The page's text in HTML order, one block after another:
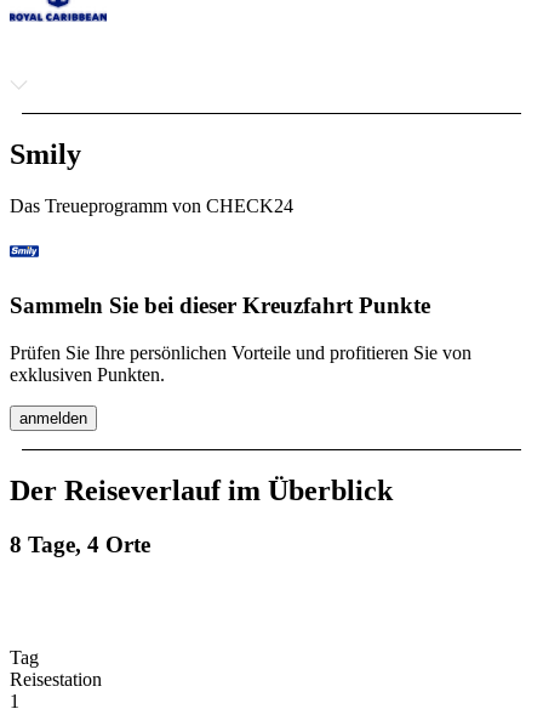
Smily
Das Treueprogramm von CHECK24
Sammeln Sie bei dieser Kreuzfahrt Punkte
Prüfen Sie Ihre persönlichen Vorteile und profitieren Sie von
exklusiven Punkten.
anmelden
Der Reiseverlauf im Überblick
8 Tage, 4 Orte
Tag
Reisestation
1